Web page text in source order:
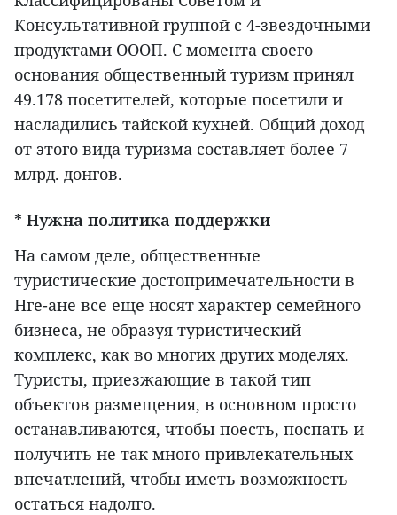
Консультативной группой с 4-звездочными
продуктами ОООП. С момента своего
основания общественный туризм принял
49.178 посетителей, которые посетили и
насладились тайской кухней. Общий доход
от этого вида туризма составляет более 7
млрд. донгов.
* Нужна политика поддержки
На самом деле, общественные
туристические достопримечательности в
Нге-ане все еще носят характер семейного
бизнеса, не образуя туристический
комплекс, как во многих других моделях.
Туристы, приезжающие в такой тип
объектов размещения, в основном просто
останавливаются, чтобы поесть, поспать и
получить не так много привлекательных
впечатлений, чтобы иметь возможность
остаться надолго.